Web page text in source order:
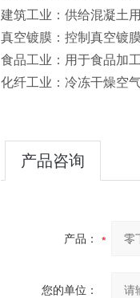
建筑工业：供给混凝土
真空镀膜：控制真空镀
食品工业：用于食品加
化纤工业：冷冻干燥空
产品咨询
产品：
您的单位：